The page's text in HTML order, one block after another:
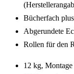
Bücherfach
Abgerundete
Rollen für den
12 kg,